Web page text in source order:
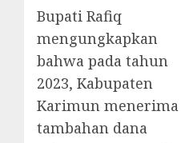
Bupati Rafiq
mengungkapkan
bahwa pada tahun
2023, Kabupaten
Karimun menerima
tambahan dana